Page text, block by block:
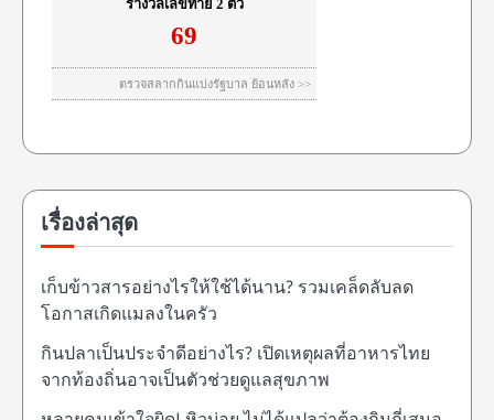
เรื่องล่าสุด
เก็บข้าวสารอย่างไรให้ใช้ได้นาน? รวมเคล็ดลับลด
โอกาสเกิดแมลงในครัว
กินปลาเป็นประจำดีอย่างไร? เปิดเหตุผลที่อาหารไทย
จากท้องถิ่นอาจเป็นตัวช่วยดูแลสุขภาพ